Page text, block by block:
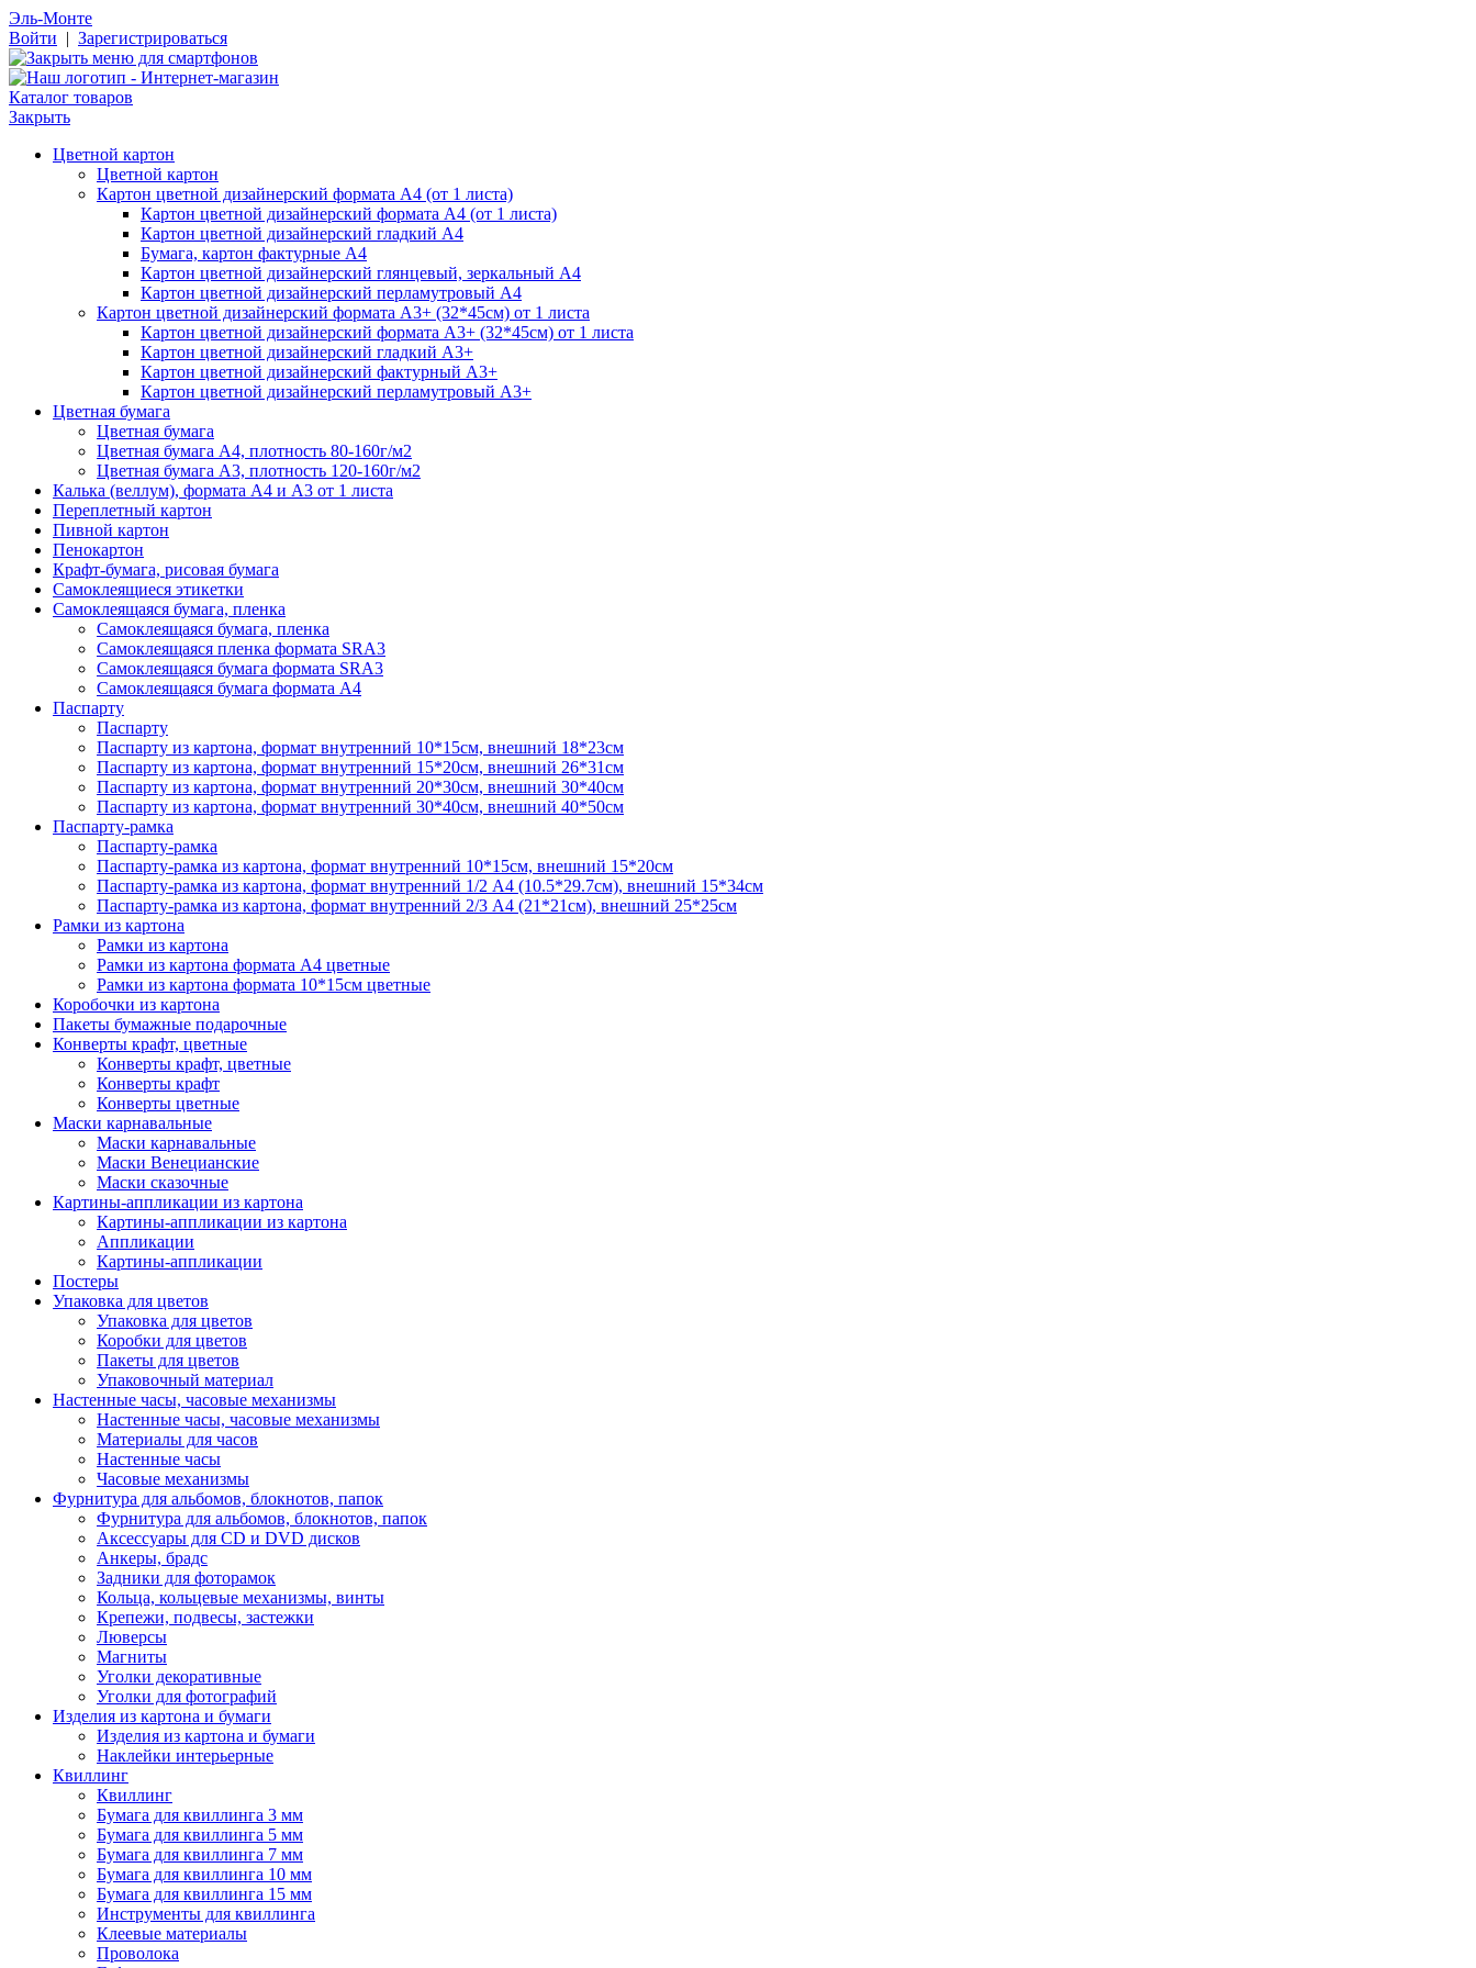
Эль-Монте
Войти | Зарегистрироваться
Каталог товаров
Закрыть
Цветной картон
Цветной картон
Картон цветной дизайнерский формата А4 (от 1 листа)
Картон цветной дизайнерский формата А4 (от 1 листа)
Картон цветной дизайнерский гладкий А4
Бумага, картон фактурные А4
Картон цветной дизайнерский глянцевый, зеркальный А4
Картон цветной дизайнерский перламутровый А4
Картон цветной дизайнерский формата А3+ (32*45см) от 1 листа
Картон цветной дизайнерский формата А3+ (32*45см) от 1 листа
Картон цветной дизайнерский гладкий А3+
Картон цветной дизайнерский фактурный А3+
Картон цветной дизайнерский перламутровый А3+
Цветная бумага
Цветная бумага
Цветная бумага А4, плотность 80-160г/м2
Цветная бумага А3, плотность 120-160г/м2
Калька (веллум), формата А4 и А3 от 1 листа
Переплетный картон
Пивной картон
Пенокартон
Крафт-бумага, рисовая бумага
Самоклеящиеся этикетки
Самоклеящаяся бумага, пленка
Самоклеящаяся бумага, пленка
Самоклеящаяся пленка формата SRА3
Самоклеящаяся бумага формата SRА3
Самоклеящаяся бумага формата А4
Паспарту
Паспарту
Паспарту из картона, формат внутренний 10*15см, внешний 18*23см
Паспарту из картона, формат внутренний 15*20см, внешний 26*31см
Паспарту из картона, формат внутренний 20*30см, внешний 30*40см
Паспарту из картона, формат внутренний 30*40см, внешний 40*50см
Паспарту-рамка
Паспарту-рамка
Паспарту-рамка из картона, формат внутренний 10*15см, внешний 15*20см
Паспарту-рамка из картона, формат внутренний 1/2 А4 (10.5*29.7см), внешний 15*34см
Паспарту-рамка из картона, формат внутренний 2/3 А4 (21*21см), внешний 25*25см
Рамки из картона
Рамки из картона
Рамки из картона формата А4 цветные
Рамки из картона формата 10*15см цветные
Коробочки из картона
Пакеты бумажные подарочные
Конверты крафт, цветные
Конверты крафт, цветные
Конверты крафт
Конверты цветные
Маски карнавальные
Маски карнавальные
Маски Венецианские
Маски сказочные
Картины-аппликации из картона
Картины-аппликации из картона
Аппликации
Картины-аппликации
Постеры
Упаковка для цветов
Упаковка для цветов
Коробки для цветов
Пакеты для цветов
Упаковочный материал
Настенные часы, часовые механизмы
Настенные часы, часовые механизмы
Материалы для часов
Настенные часы
Часовые механизмы
Фурнитура для альбомов, блокнотов, папок
Фурнитура для альбомов, блокнотов, папок
Аксессуары для CD и DVD дисков
Анкеры, брадс
Задники для фоторамок
Кольца, кольцевые механизмы, винты
Крепежи, подвесы, застежки
Люверсы
Магниты
Уголки декоративные
Уголки для фотографий
Изделия из картона и бумаги
Изделия из картона и бумаги
Наклейки интерьерные
Квиллинг
Квиллинг
Бумага для квиллинга 3 мм
Бумага для квиллинга 5 мм
Бумага для квиллинга 7 мм
Бумага для квиллинга 10 мм
Бумага для квиллинга 15 мм
Инструменты для квиллинга
Клеевые материалы
Проволока